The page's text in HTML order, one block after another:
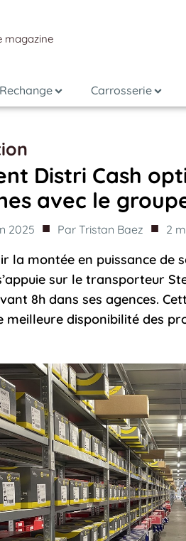
magazine
Rechange Carrosserie
Distri Cash
avec le
2025 ■ Par Tristan Baez ■ 2
la montée en puissance de
sur le transporteur
8h dans ses agences.
meilleure disponibilité des